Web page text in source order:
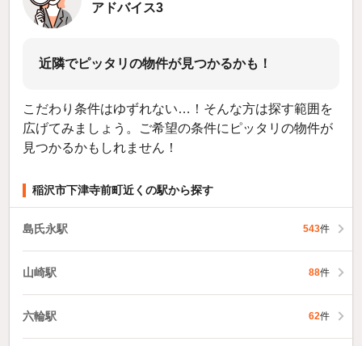
アドバイス3
近隣でピッタリの物件が見つかるかも！
こだわり条件はゆずれない…！そんな方は探す範囲を
広げてみましょう。ご希望の条件にピッタリの物件が
見つかるかもしれません！
稲沢市下津寺前町近くの駅から探す
島氏永駅 543件
山崎駅 88件
六輪駅 62件